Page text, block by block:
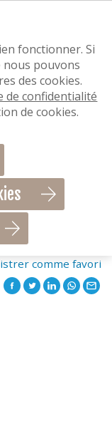
comme favori
fonctionner. Si
nous pouvons
des cookies.
de confidentialité
de cookies.